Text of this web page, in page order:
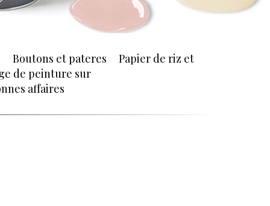
Boutons et pateres
Papier de riz et
de peinture sur
affaires